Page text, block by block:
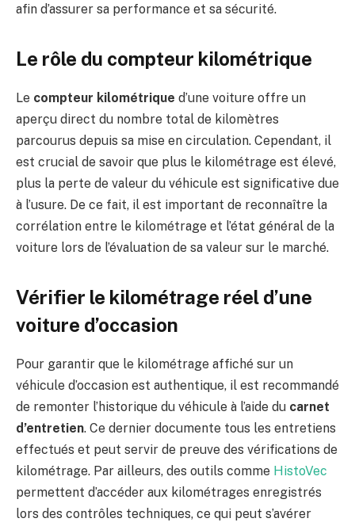
afin d’assurer sa performance et sa sécurité.
Le rôle du compteur kilométrique
Le compteur kilométrique d’une voiture offre un
aperçu direct du nombre total de kilomètres
parcourus depuis sa mise en circulation. Cependant, il
est crucial de savoir que plus le kilométrage est élevé,
plus la perte de valeur du véhicule est significative due
à l’usure. De ce fait, il est important de reconnaître la
corrélation entre le kilométrage et l’état général de la
voiture lors de l’évaluation de sa valeur sur le marché.
Vérifier le kilométrage réel d’une
voiture d’occasion
Pour garantir que le kilométrage affiché sur un
véhicule d’occasion est authentique, il est recommandé
de remonter l’historique du véhicule à l’aide du carnet
d’entretien. Ce dernier documente tous les entretiens
effectués et peut servir de preuve des vérifications de
kilométrage. Par ailleurs, des outils comme HistoVec
permettent d’accéder aux kilométrages enregistrés
lors des contrôles techniques, ce qui peut s’avérer